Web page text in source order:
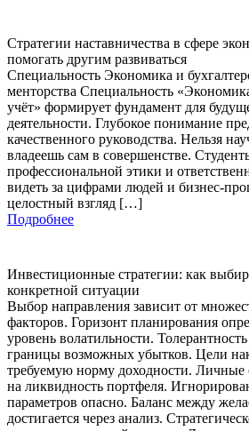
Стратегии наставничества в сфере
помогать другим развиваться
Специальность Экономика и
менторства Специальность
учёт» формирует фундамент для
деятельности. Глубокое понимание
качественного руководства. Нельзя
владеешь сам в совершенстве.
профессиональной этики и
видеть за цифрами людей и бизнес-
целостный взгляд […]
Подробнее
Инвестиционные стратегии: как
конкретной ситуации
Выбор направления зависит от
факторов. Горизонт планирования
уровень волатильности.
границы возможных убытков. Цели
требуемую норму доходности. Личные
на ликвидность портфеля.
параметров опасно. Баланс между
достигается через анализ.